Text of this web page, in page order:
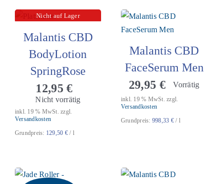
Nicht auf Lager
Malantis CBD
BodyLotion
SpringRose
12,95€
Nicht vorrätig
inkl. 19 % MwSt. zzgl.
Versandkosten
Grundpreis: 129,50 €/ l
Malantis CBD
FaceSerum Men
29,95 € Vorrätig
inkl. 19 % MwSt. zzgl.
Versandkosten
Grundpreis: 998,33 €/ l